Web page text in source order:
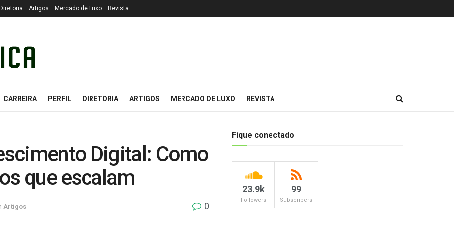
Diretoria Artigos Mercado de Luxo Revista
CARREIRA PERFIL DIRETORIA ARTIGOS MERCADO DE LUXO REVISTA
Digital: Como
que escalam
Artigos 0
Fique conectado
23.9k
Followers
99
Subscribers